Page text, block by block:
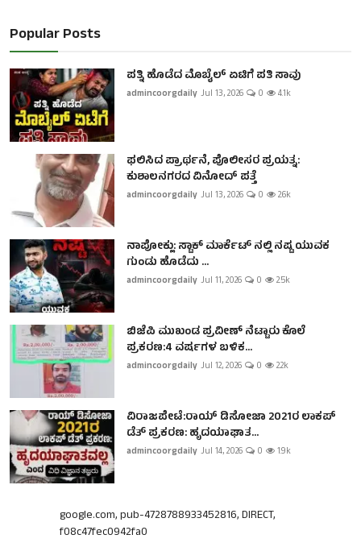
Popular Posts
ಪತ್ನಿ ಹೊಡೆದ ಮೊಬೈಲ್ ಏಟಿಗೆ ಪತಿ ಸಾವು
admincoorgdaily Jul 13, 2026 0 4.1k
ಫಲಿಸಿದ ಪ್ರಾರ್ಥನೆ, ಪೊಲೀಸರ ಪ್ರಯತ್ನ:
ಕುಶಾಲನಗರದ ವಿನೋದ್ ಪತ್ತೆ
admincoorgdaily Jul 13, 2026 0 2.6k
ನಾಪೋಕ್ಲು: ಸ್ಟಾಕ್ ಮಾರ್ಕೆಟ್ ನಲ್ಲಿ ನಷ್ಟ ಯುವಕ
ಗುಂಡು ಹೊಡೆದು ...
admincoorgdaily Jul 11, 2026 0 2.5k
ಬಿಜೆಪಿ ಮುಖಂಡ ಪ್ರವೀಣ್ ನೆಟ್ಟಾರು ಕೊಲೆ
ಪ್ರಕರಣ:4 ವರ್ಷಗಳ ಬಳಿಕ...
admincoorgdaily Jul 12, 2026 0 2.2k
ವಿರಾಜಪೇಟೆ:ರಾಯ್ ಡಿಸೋಜಾ 2021ರ ಲಾಕಪ್
ಡೆತ್ ಪ್ರಕರಣ: ಹೃದಯಾಘಾತ...
admincoorgdaily Jul 14, 2026 0 1.9k
google.com, pub-4728788933452816, DIRECT,
f08c47fec0942fa0